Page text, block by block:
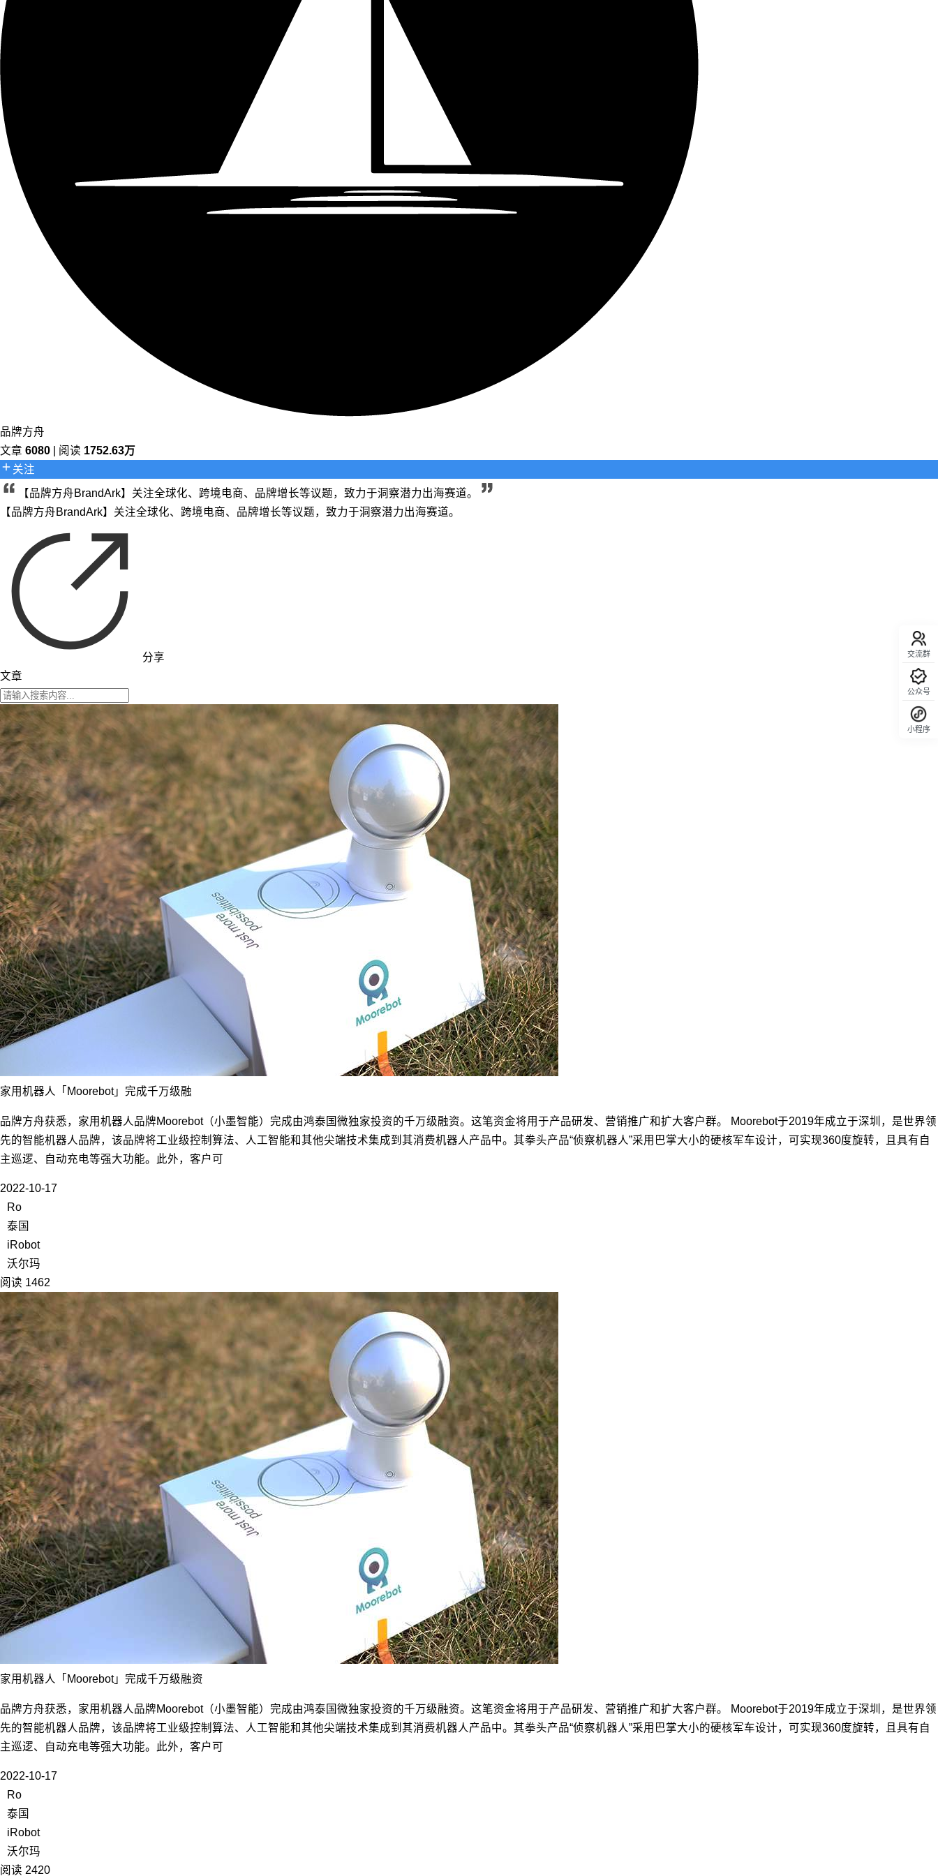
品牌方舟
文章 6080 | 阅读 1752.63万
关注
【品牌方舟BrandArk】关注全球化、跨境电商、品牌增长等议题，致力于洞察潜力出海赛道。
【品牌方舟BrandArk】关注全球化、跨境电商、品牌增长等议题，致力于洞察潜力出海赛道。
分享
文章
家用机器人「Moorebot」完成千万级融
品牌方舟获悉，家用机器人品牌Moorebot（小墨智能）完成由鸿泰国微独家投资的千万级融资。这笔资金将用于产品研发、营销推广和扩大客户群。 Moorebot于2019年成立于深圳，是世界领
先的智能机器人品牌，该品牌将工业级控制算法、人工智能和其他尖端技术集成到其消费机器人产品中。其拳头产品“侦察机器人”采用巴掌大小的硬核军车设计，可实现360度旋转，且具有自
主巡逻、自动充电等强大功能。此外，客户可
2022-10-17
Ro
泰国
iRobot
沃尔玛
阅读 1462
家用机器人「Moorebot」完成千万级融资
品牌方舟获悉，家用机器人品牌Moorebot（小墨智能）完成由鸿泰国微独家投资的千万级融资。这笔资金将用于产品研发、营销推广和扩大客户群。 Moorebot于2019年成立于深圳，是世界领
先的智能机器人品牌，该品牌将工业级控制算法、人工智能和其他尖端技术集成到其消费机器人产品中。其拳头产品“侦察机器人”采用巴掌大小的硬核军车设计，可实现360度旋转，且具有自
主巡逻、自动充电等强大功能。此外，客户可
2022-10-17
Ro
泰国
iRobot
沃尔玛
阅读 2420
交流群
公众号
小程序